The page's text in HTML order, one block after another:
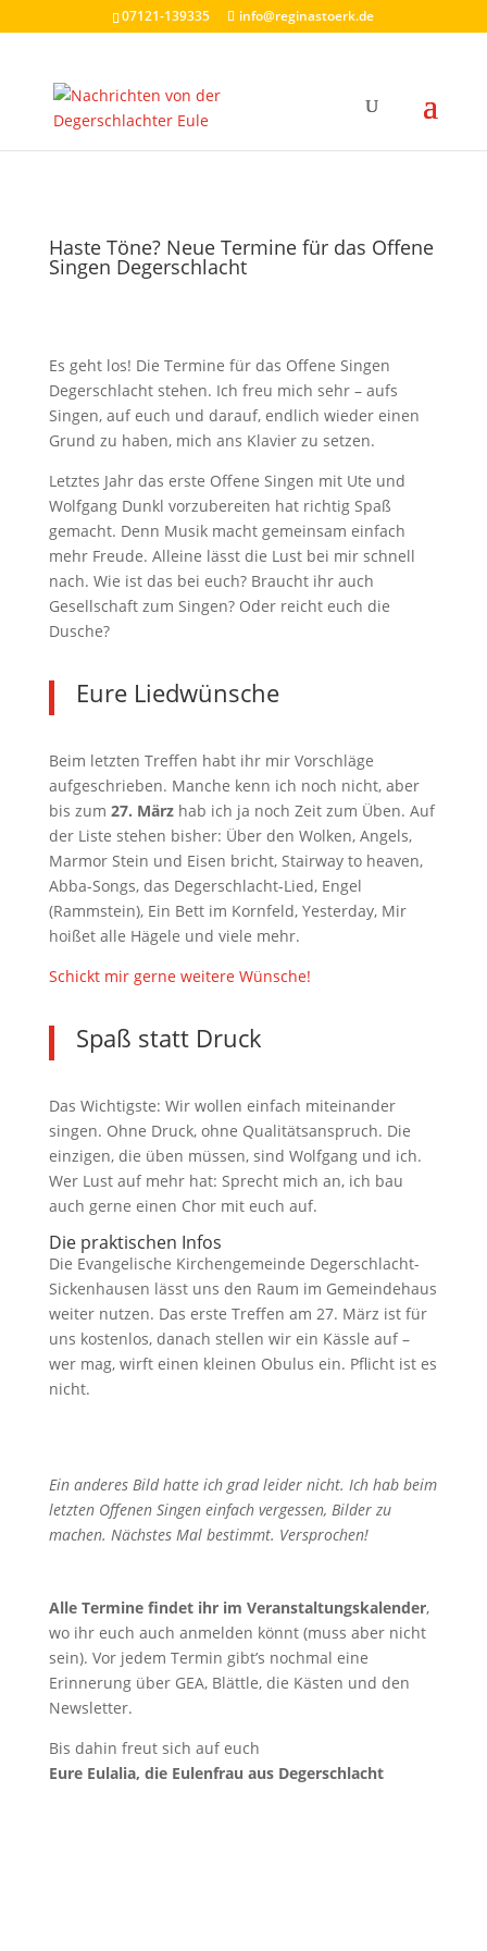
07121-139335 info@reginastoerk.de
Haste Töne? Neue Termine für das Offene
Singen Degerschlacht
Es geht los! Die Termine für das Offene Singen
Degerschlacht stehen. Ich freu mich sehr – aufs
Singen, auf euch und darauf, endlich wieder einen
Grund zu haben, mich ans Klavier zu setzen.
Letztes Jahr das erste Offene Singen mit Ute und
Wolfgang Dunkl vorzubereiten hat richtig Spaß
gemacht. Denn Musik macht gemeinsam einfach
mehr Freude. Alleine lässt die Lust bei mir schnell
nach. Wie ist das bei euch? Braucht ihr auch
Gesellschaft zum Singen? Oder reicht euch die
Dusche?
Eure Liedwünsche
Beim letzten Treffen habt ihr mir Vorschläge
aufgeschrieben. Manche kenn ich noch nicht, aber
bis zum 27. Märzhab ich ja noch Zeit zum Üben. Auf
der Liste stehen bisher: Über den Wolken, Angels,
Marmor Stein und Eisen bricht, Stairway to heaven,
Abba-Songs, das Degerschlacht-Lied, Engel
(Rammstein), Ein Bett im Kornfeld, Yesterday, Mir
hoißet alle Hägele und viele mehr.
Schickt mir gerne weitere Wünsche!
Spaß statt Druck
Das Wichtigste: Wir wollen einfach miteinander
singen. Ohne Druck, ohne Qualitätsanspruch. Die
einzigen, die üben müssen, sind Wolfgang und ich.
Wer Lust auf mehr hat: Sprecht mich an, ich bau
auch gerne einen Chor mit euch auf.
Die praktischen Infos
Die Evangelische Kirchengemeinde Degerschlacht-
Sickenhausen lässt uns den Raum im Gemeindehaus
weiter nutzen. Das erste Treffen am 27. März ist für
uns kostenlos, danach stellen wir ein Kässle auf –
wer mag, wirft einen kleinen Obulus ein. Pflicht ist es
nicht.
Ein anderes Bild hatte ich grad leider nicht. Ich hab beim
letzten Offenen Singen einfach vergessen, Bilder zu
machen. Nächstes Mal bestimmt. Versprochen!
Alle Termine findet ihr im Veranstaltungskalender,
wo ihr euch auch anmelden könnt (muss aber nicht
sein). Vor jedem Termin gibt’s nochmal eine
Erinnerung über GEA, Blättle, die Kästen und den
Newsletter.
Bis dahin freut sich auf euch
Eure Eulalia, die Eulenfrau aus Degerschlacht